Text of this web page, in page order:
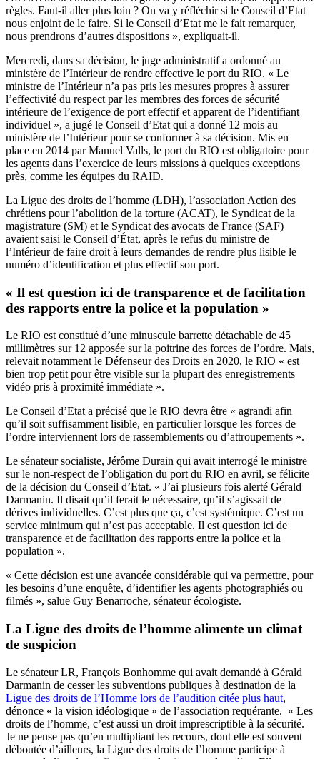
règles. Faut-il aller plus loin ? On va y réfléchir si le Conseil d’Etat
nous enjoint de le faire. Si le Conseil d’Etat me le fait remarquer,
nous prendrons d’autres dispositions », expliquait-il.
Mercredi, dans sa décision, le juge administratif a ordonné au
ministère de l’Intérieur de rendre effective le port du RIO. « Le
ministre de l’Intérieur n’a pas pris les mesures propres à assurer
l’effectivité du respect par les membres des forces de sécurité
intérieure de l’exigence de port effectif et apparent de l’identifiant
individuel », a jugé le Conseil d’Etat qui a donné 12 mois au
ministère de l’Intérieur pour se conformer à sa décision. Mis en
place en 2014 par Manuel Valls, le port du RIO est obligatoire pour
les agents dans l’exercice de leurs missions à quelques exceptions
près, comme les équipes du RAID.
La Ligue des droits de l’homme (LDH), l’association Action des
chrétiens pour l’abolition de la torture (ACAT), le Syndicat de la
magistrature (SM) et le Syndicat des avocats de France (SAF)
avaient saisi le Conseil d’État, après le refus du ministre de
l’Intérieur de faire droit à leurs demandes de rendre plus lisible le
numéro d’identification et plus effectif son port.
« Il est question ici de transparence et de facilitation
des rapports entre la police et la population »
Le RIO est constitué d’une minuscule barrette détachable de 45
millimètres sur 12 apposée sur la poitrine des forces de l’ordre. Mais,
relevait notamment le Défenseur des Droits en 2020, le RIO « est
bien trop petit pour être visible sur la plupart des enregistrements
vidéo pris à proximité immédiate ».
Le Conseil d’Etat a précisé que le RIO devra être « agrandi afin
qu’il soit suffisamment lisible, en particulier lorsque les forces de
l’ordre interviennent lors de rassemblements ou d’attroupements ».
Le sénateur socialiste, Jérôme Durain qui avait interrogé le ministre
sur le non-respect de l’obligation du port du RIO en avril, se félicite
de la décision du Conseil d’Etat. « J’ai plusieurs fois alerté Gérald
Darmanin. Il disait qu’il ferait le nécessaire, qu’il s’agissait de
dérives individuelles. C’est plus que ça, c’est systémique. C’est un
service minimum qui n’est pas acceptable. Il est question ici de
transparence et de facilitation des rapports entre la police et la
population ».
« Cette décision est une avancée considérable qui va permettre, pour
les besoins d’une enquête, d’identifier les agents photographiés ou
filmés », salue Guy Benarroche, sénateur écologiste.
La Ligue des droits de l’homme alimente un climat
de suspicion
Le sénateur LR, François Bonhomme qui avait demandé à Gérald
Darmanin de cesser les subventions publiques à destination de la
Ligue des droits de l’Homme lors de l’audition citée plus haut,
dénonce « la vision idéologique » de l’association requérante. « Les
droits de l’homme, c’est aussi un droit imprescriptible à la sécurité.
Je ne pense pas qu’en multipliant les recours, dont elle est souvent
déboutée d’ailleurs, la Ligue des droits de l’homme participe à